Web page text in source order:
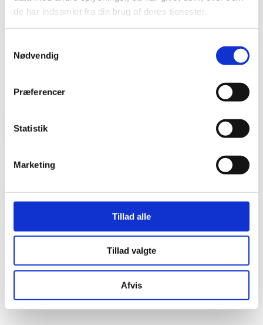
de har indsamlet fra din brug af deres tjenester.
Nødvendig
Præferencer
Statistik
Marketing
Tillad alle
Tillad valgte
Afvis
Igangværende
byggeprojekter